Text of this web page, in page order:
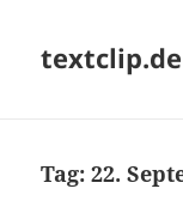
textclip.de
Tag:22.